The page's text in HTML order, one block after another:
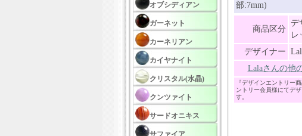
オブシディアン
ガーネット
カーネリアン
カイヤナイト
クリスタル(水晶)
クンツァイト
サードオニキス
サファイア
部:7mm)
商品区分
デ
レ
デザイナー
Lalaさんの他
『デザインエントリー
ントリー会員様にてデ
す。